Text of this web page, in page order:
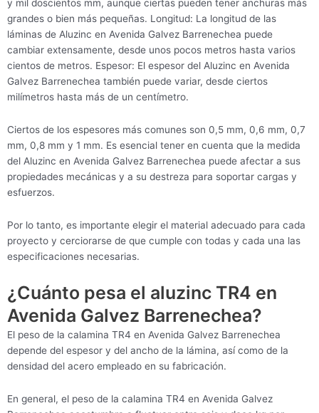
y mil doscientos mm, aunque ciertas pueden tener anchuras más
grandes o bien más pequeñas. Longitud: La longitud de las
láminas de Aluzinc en Avenida Galvez Barrenechea puede
cambiar extensamente, desde unos pocos metros hasta varios
cientos de metros. Espesor: El espesor del Aluzinc en Avenida
Galvez Barrenechea también puede variar, desde ciertos
milímetros hasta más de un centímetro.
Ciertos de los espesores más comunes son 0,5 mm, 0,6 mm, 0,7
mm, 0,8 mm y 1 mm. Es esencial tener en cuenta que la medida
del Aluzinc en Avenida Galvez Barrenechea puede afectar a sus
propiedades mecánicas y a su destreza para soportar cargas y
esfuerzos.
Por lo tanto, es importante elegir el material adecuado para cada
proyecto y cerciorarse de que cumple con todas y cada una las
especificaciones necesarias.
¿Cuánto pesa el aluzinc TR4 en
Avenida Galvez Barrenechea?
El peso de la calamina TR4 en Avenida Galvez Barrenechea
depende del espesor y del ancho de la lámina, así como de la
densidad del acero empleado en su fabricación.
En general, el peso de la calamina TR4 en Avenida Galvez